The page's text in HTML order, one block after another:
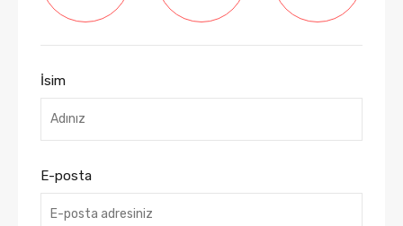
İsim
E-posta